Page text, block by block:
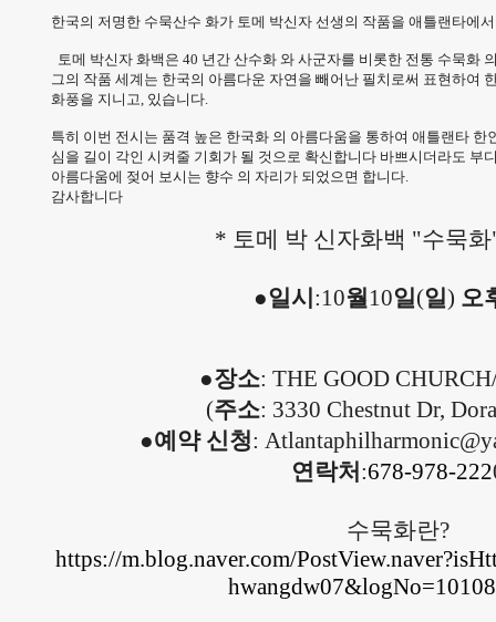
한국의 저명한 수묵산수 화가 토메 박신자 선생의 작품을 애틀랜타에
토메 박신자 화백은 40 년간 산수화 와 사군자를 비롯한 전통 수묵화
그의 작품 세계는 한국의 아름다운 자연을 빼어난 필치로써 표현하여
화풍을 지니고, 있습니다.
특히 이번 전시는 품격 높은 한국화 의 아름다움을 통하여 애틀랜타
심을 길이 각인 시켜줄 기회가 될 것으로 확신합니다 바쁘시더라도 부
아름다움에 젖어 보시는 향수 의 자리가 되었으면 합니다.
감사합니다
* 토메 박 신자화백 "수묵
●일시 :10월10일(일) 오
●장소: THE GOOD
(주소: 3330 Chestnut Dr,
●예약 신청:
연락처 :678-978-222
수묵화란?
https://m.blog.naver.com/